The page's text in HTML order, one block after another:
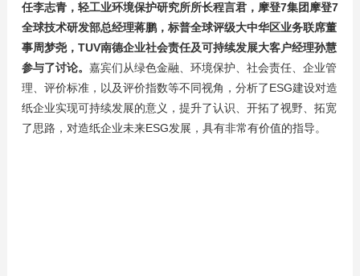
任李志青，轻工业环境保护研究所所长程言君，摩登7集团摩登7
全球技术研发部总经理蒋鹏，标普全球评级大中华区业务联席董
事周梦尧，TUV南德企业社会责任及可持续发展大客户经理孙慧
参与了讨论。 嘉宾们从绿色金融、环境保护、社会责任、企业管
理、评价标准，以及评价指数等不同视角，分析了ESG建设对造
纸企业实现可持续发展的意义，提升了认识、开拓了视野、拓宽
了思路，对造纸企业未来ESG发展，具有非常有价值的指导。